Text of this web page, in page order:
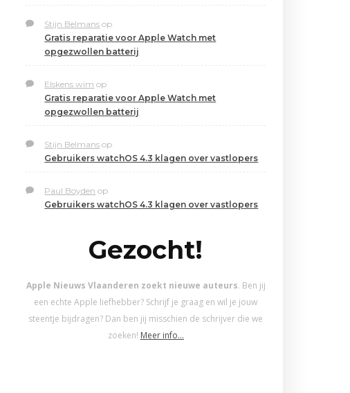
Stijn Belmans op
Gratis reparatie voor Apple Watch met
opgezwollen batterij
Elskens wim op
Gratis reparatie voor Apple Watch met
opgezwollen batterij
Stijn Belmans op
Gebruikers watchOS 4.3 klagen over vastlopers
Paul Boyden op
Gebruikers watchOS 4.3 klagen over vastlopers
Gezocht!
Apple Nieuws Vlaanderen zoekt nieuwe auteurs. Ben jij
een echte Apple liefhebber? Schrijf je graag en wil je jouw
steentje bijdragen? Dan ben jij misschien de schrijver die we
zoeken! Meer info…